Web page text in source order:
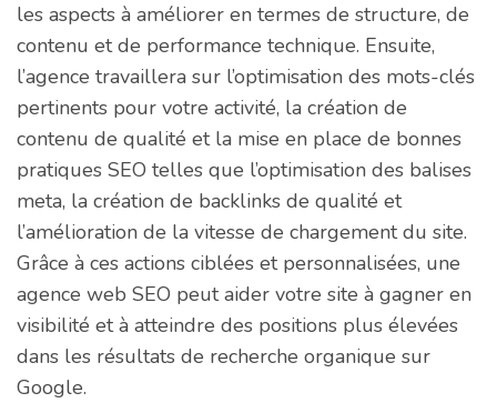
les aspects à améliorer en termes de structure, de
contenu et de performance technique. Ensuite,
l’agence travaillera sur l’optimisation des mots-clés
pertinents pour votre activité, la création de
contenu de qualité et la mise en place de bonnes
pratiques SEO telles que l’optimisation des balises
meta, la création de backlinks de qualité et
l’amélioration de la vitesse de chargement du site.
Grâce à ces actions ciblées et personnalisées, une
agence web SEO peut aider votre site à gagner en
visibilité et à atteindre des positions plus élevées
dans les résultats de recherche organique sur
Google.